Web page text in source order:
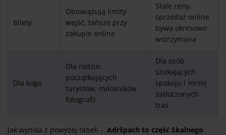
Bilety
Obowiązują limity
wejść, tańsze przy
zakupie online
Stałe ceny,
sprzedaż online
bywa okresowo
wstrzymana
Dla kogo
Dla rodzin,
początkujących
turystów, miłośników
fotografii
Dla osób
szukających
spokoju i mniej
zatłoczonych
tras
Jak wynika z powyżej tabeli - Adršpach to część Skalnego